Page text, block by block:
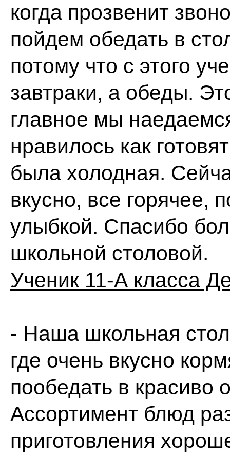
когда прозвенит
пойдем обедать в
потому что с этого
завтраки, а обеды.
главное мы
нравилось как
была холодная.
вкусно, все горячее,
улыбкой. Спасибо
школьной столовой.
Ученик 11-А класса
- Наша школьная
где очень вкусно
пообедать в красиво
Ассортимент блюд
приготовления